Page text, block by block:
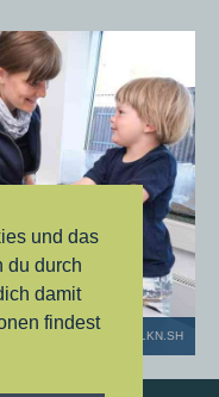
und das
du durch
damit
findest
© Sven Geißler/LKN.SH